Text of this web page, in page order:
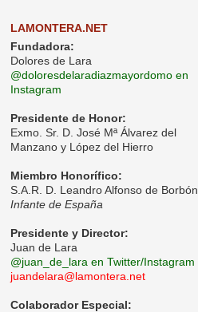
LAMONTERA.NET
Fundadora:
Dolores de Lara
@doloresdelaradiazmayordomo en
Instagram
Presidente de Honor:
Exmo. Sr. D. José Mª Álvarez del
Manzano y López del Hierro
Miembro Honorífico:
S.A.R. D. Leandro Alfonso de Borbón,
Infante de España
Presidente y Director:
Juan de Lara
@juan_de_lara en Twitter/Instagram
juandelara@lamontera.net
Colaborador Especial: